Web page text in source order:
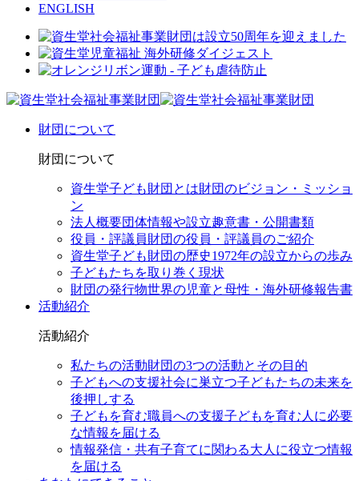
ENGLISH
財団について
財団について
資生堂子ども財団とは財団のビジョン・ミッショ
ン
法人概要団体情報や設立趣意書・公開書類
役員・評議員財団の役員・評議員のご紹介
資生堂子ども財団の歴史1972年の設立からの歩み
子どもたちを取り巻く現状
財団の発行物世界の児童と母性・海外研修報告書
活動紹介
活動紹介
私たちの活動財団の3つの活動とその目的
子どもへの支援社会に巣立つ子どもたちの未来を
後押しする
子どもを育む職員への支援子どもを育む人に必要
な情報を届ける
情報発信・共有子育てに関わる大人に役立つ情報
を届ける